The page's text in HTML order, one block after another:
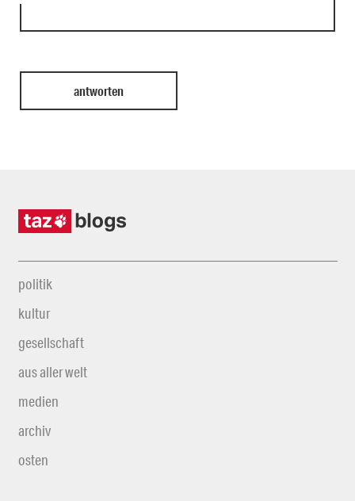
politik
kultur
gesellschaft
aus aller welt
medien
archiv
osten